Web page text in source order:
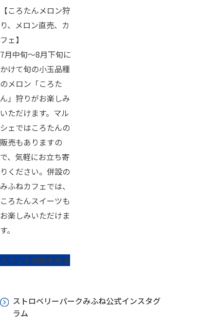
【ころたんメロン狩
り、メロン直売、カ
フェ】
7月中旬～8月下旬に
かけて旬の小玉品種
のメロン「ころた
ん」狩りがお楽しみ
いただけます。マル
シェではころたんの
販売もありますの
で、気軽にお立ち寄
りください。併設の
みふねカフェでは、
ころたんスイーツも
お楽しみいただけま
す。
スポット詳細を見る
ストロベリーパークみふね公式インスタグ
ラム